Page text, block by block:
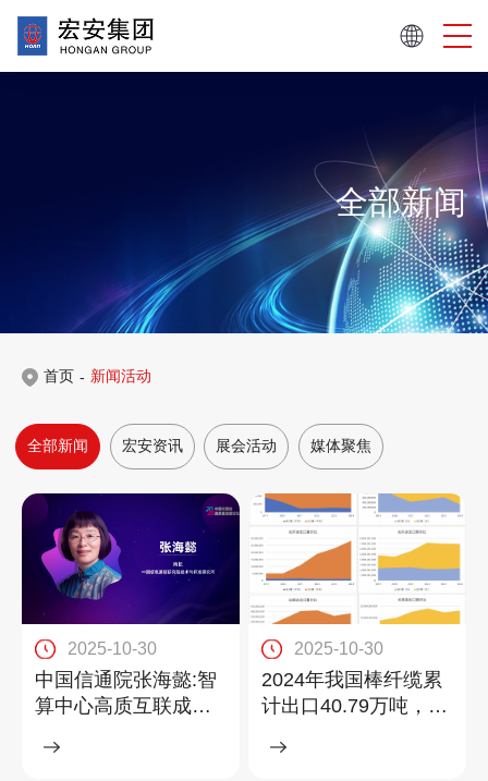
全部新闻
首页 - 新闻活动
全部新闻 宏安资讯 展会活动 媒体聚焦
2025-10-30
中国信通院张海懿:智
算中心高质互联成为
2025-10-30
2024年我国棒纤缆累
计出口40.79万吨，同